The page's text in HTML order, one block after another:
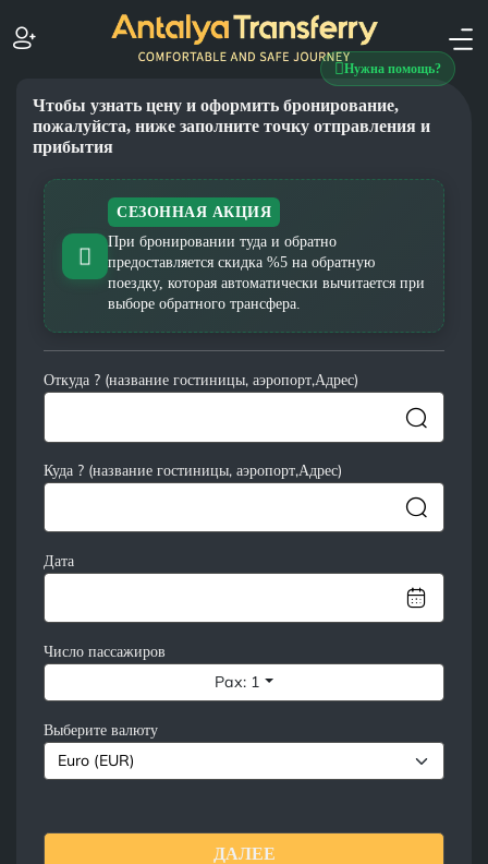
Нужна помощь?
Чтобы узнать цену и оформить бронирование,
пожалуйста, ниже заполните точку отправления и
прибытия
СЕЗОННАЯ АКЦИЯ
При бронировании туда и обратно
предоставляется скидка %5 на обратную
поездку, которая автоматически вычитается при
выборе обратного трансфера.
Откуда ? (название гостиницы, аэропорт,Адрес)
Куда ? (название гостиницы, аэропорт,Адрес)
Дата
Число пассажиров
Pax: 1
Выберите валюту
ДАЛЕЕ